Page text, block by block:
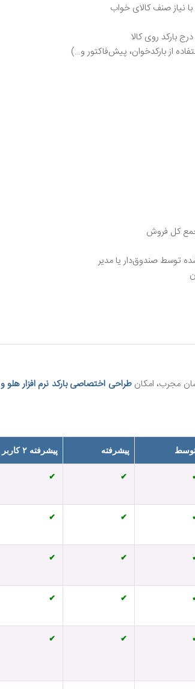
نیاز صنف کالای خواب
بارکد روی کالا
از بارکدخوان، پیش‌فاکتور و…)
جمع کل فروش
توسط صندوق‌دار یا مدیر
مجرب، امکانطراحی اختصاصی بارکد نرم افزار هلو و
پیشرفته پیشرفته ۲ کاربر
✔
✔
✔
✔
✔
✔
✔
✔
✔
✔